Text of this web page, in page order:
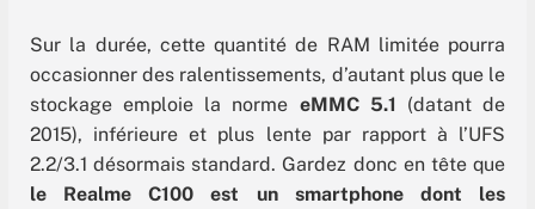
Sur la durée, cette quantité de RAM limitée pourra
occasionner des ralentissements, d’autant plus que le
stockage emploie la norme eMMC 5.1 (datant de
2015), inférieure et plus lente par rapport à l’UFS
2.2/3.1 désormais standard. Gardez donc en tête que
le Realme C100 est un smartphone dont les